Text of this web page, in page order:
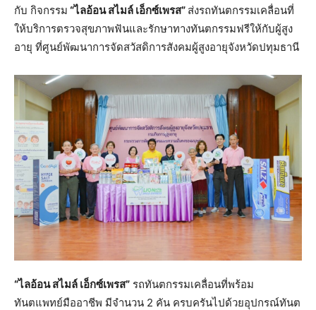
กับ กิจกรรม “ไลอ้อน สไมล์ เอ็กซ์เพรส” ส่งรถทันตกรรมเคลื่อนที่
ให้บริการตรวจสุขภาพฟันและรักษาทางทันตกรรมฟรีให้กับผู้สูง
อายุ ที่ศูนย์พัฒนาการจัดสวัสดิการสังคมผู้สูงอายุจังหวัดปทุมธานี
“ไลอ้อน สไมล์ เอ็กซ์เพรส” รถทันตกรรมเคลื่อนที่พร้อม
ทันตแพทย์มืออาชีพ มีจำนวน 2 คัน ครบครันไปด้วยอุปกรณ์ทันต